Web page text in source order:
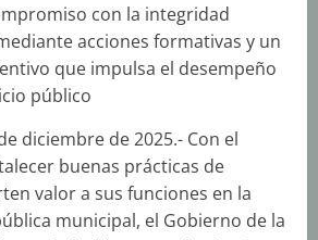
con la integridad
acciones formativas y un
que impulsa el desempeño
público
diciembre de 2025.- Con el
buenas prácticas de
valor a sus funciones en la
municipal, el Gobierno de la